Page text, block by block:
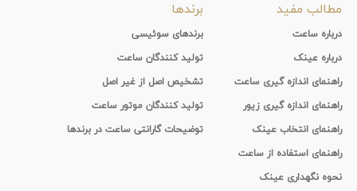
مطالب مفید
درباره ساعت
درباره عینک
راهنمای اندازه گیری ساعت
راهنمای اندازه گیری زیور
راهنمای انتخاب عینک
راهنمای استفاده از ساعت
نحوه نگهداری عینک
برندها
برندهای سوئیسی
تولید کنندگان ساعت
تشخیص اصل از غیر اصل
تولید کنندگان موتور ساعت
توضیحات گارانتی ساعت در برندها